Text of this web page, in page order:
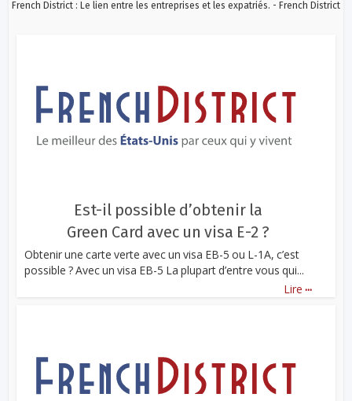
French District : Le lien entre les entreprises et les expatriés. - French District
Est-il possible d’obtenir la
Green Card avec un visa E-2 ?
Obtenir une carte verte avec un visa EB-5 ou L-1A, c’est
possible ? Avec un visa EB-5 La plupart d’entre vous qui...
Lire ...